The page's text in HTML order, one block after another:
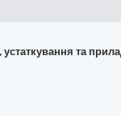
устаткування та